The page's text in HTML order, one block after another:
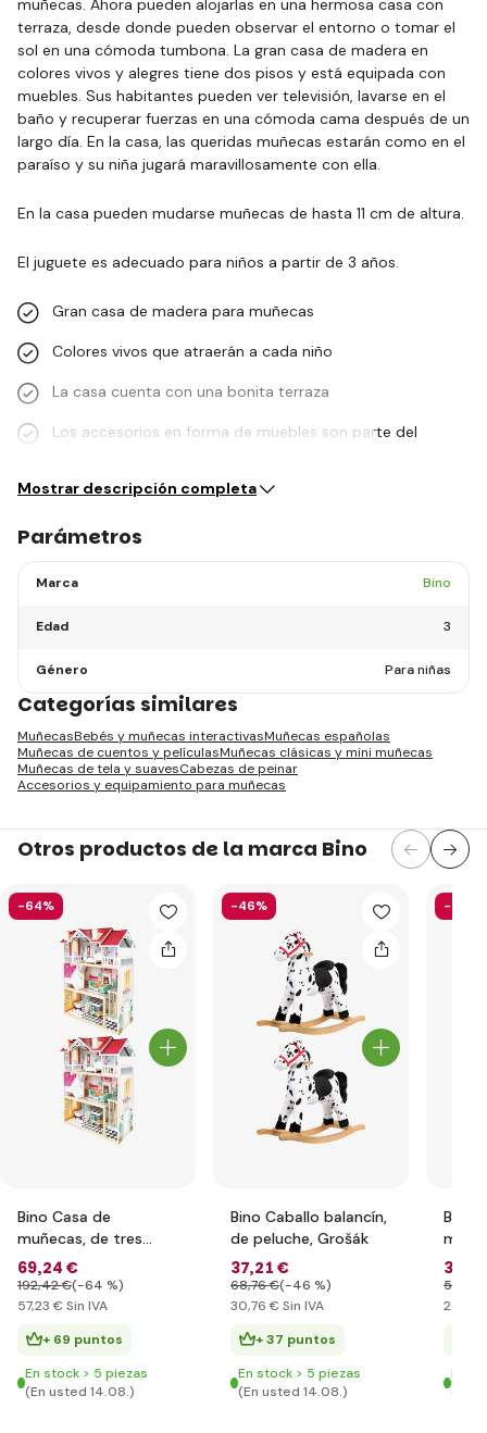
muñecas. Ahora pueden alojarlas en una hermosa casa con
terraza, desde donde pueden observar el entorno o tomar el
sol en una cómoda tumbona. La gran casa de madera en
colores vivos y alegres tiene dos pisos y está equipada con
muebles. Sus habitantes pueden ver televisión, lavarse en el
baño y recuperar fuerzas en una cómoda cama después de un
largo día. En la casa, las queridas muñecas estarán como en el
paraíso y su niña jugará maravillosamente con ella.
En la casa pueden mudarse muñecas de hasta 11 cm de altura.
El juguete es adecuado para niños a partir de 3 años.
Gran casa de madera para muñecas
Colores vivos que atraerán a cada niño
La casa cuenta con una bonita terraza
Los accesorios en forma de muebles son parte del
Mostrar descripción completa
Parámetros
Marca Bino
Edad 3
Género Para niñas
Categorías similares
MuñecasBebés y muñecas interactivasMuñecas españolas
Muñecas de cuentos y películasMuñecas clásicas y mini muñecas
Muñecas de tela y suavesCabezas de peinar
Accesorios y equipamiento para muñecas
Otros productos de la marca Bino
-64%
Bino Casa de
muñecas, de tres
pisos
69,24 €
192,42 €(-64 %)
57,23 € Sin IVA
+ 69 puntos
En stock > 5 piezas
(En usted 14.08.)
-46%
Bino Caballo balancín,
de peluche, Grošák
37,21 €
68,76 €(-46 %)
30,76 € Sin IVA
+ 37 puntos
En stock > 5 piezas
(En usted 14.08.)
-46%
Bino
verde
32
58
26
En
(En